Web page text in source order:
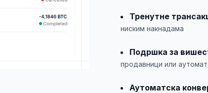
Тренутне
ниским накнадама
Подршка за
продавници или
Аутоматска